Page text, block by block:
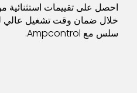
احصل على تقييمات استثنائية
خلال ضمان وقت تشغيل
سلس مع Ampcontrol.